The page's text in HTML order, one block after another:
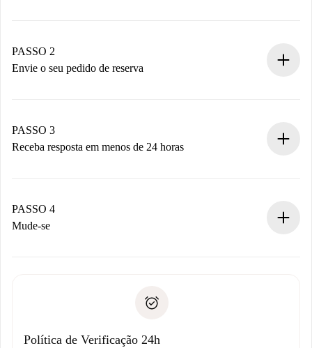
Você tem todas as informações necessárias
antecipadamente.
PASSO 2
Envie o seu pedido de reserva
Não cobramos nada até que o proprietário confirme.
PASSO 3
Receba resposta em menos de 24 horas
proprietário.
Se recusada: não cobraremos nada e ofereceremos
Débito direto bancário
PASSO 4
Mude-se
não comunicar nenhum problema.
Política de Verificação 24h